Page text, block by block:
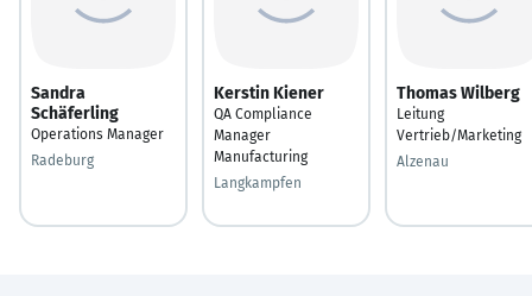
Sandra
Schäferling
Operations Manager
Radeburg
Kerstin Kiener
QA Compliance
Manager
Manufacturing
Langkampfen
Thomas Wilberg
Leitung
Vertrieb/Marketing
Alzenau